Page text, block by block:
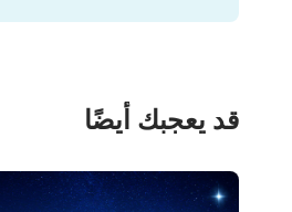
الأهمية الكاملة لعمل
قد يعجبك أيضًا